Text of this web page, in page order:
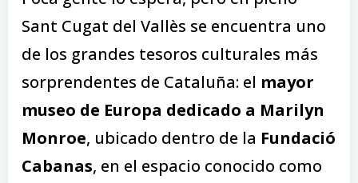
Sant Cugat del Vallès se encuentra uno
de los grandes tesoros culturales más
sorprendentes de Cataluña: el mayor
museo de Europa dedicado a Marilyn
Monroe, ubicado dentro de la Fundació
Cabanas, en el espacio conocido como